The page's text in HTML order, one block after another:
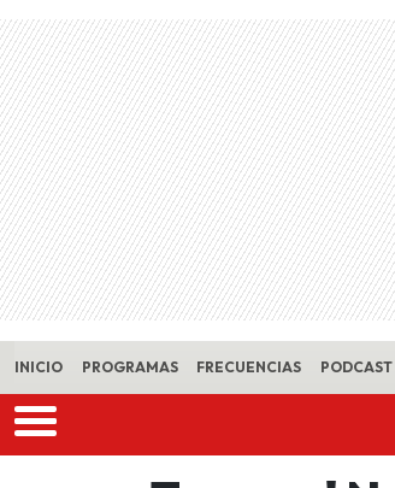
Skip to main content
INICIO PROGRAMAS FRECUENCIAS PODCAST